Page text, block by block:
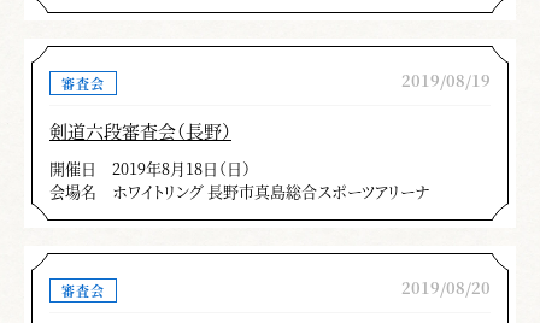
のように理解し、剣道文化の底流にある、真剣
勝負に臨むお互いが命をかけて向き合った
「場」「間」の感覚、その時の身心の統一と外
にあらわれる「気」の体現が不足しており、た
だ教科書通りの動作だけが目に付きました。
『剣道形解説書』にある、打つということは
切るという意味であり、審査上の着眼点にある
目付け・呼吸法等を心得て、終始充実した気勢
気迫をもって段位にふさわしい迫真性、重厚
審査会 2019/08/19
剣道六段審査会（長野）
開催日
2019年8月18日（日）
会場名
ホワイトリング 長野市真島総合スポーツアリーナ
審査会 2019/08/20